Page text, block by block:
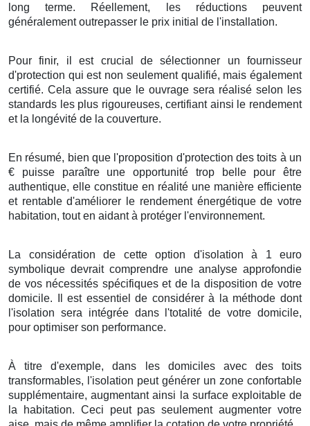
long terme. Réellement, les réductionspeuvent
généralement outrepasser le prix initial de l'installation.
Pour finir, il est crucial desélectionner un fournisseur
d'protection qui est non seulement qualifié, maiségalement
certifié. Cela assure que le ouvrage sera réalisé selon les
standards les plus rigoureuses,certifiantainsi le rendement
et la longévité de la couverture.
En résumé, bien que l'proposition d'protection destoits à un
€ puisse paraîtreune opportunité trop bellepour être
authentique, elle constitue en réalité une manière efficiente
et rentabled'améliorer le rendement énergétiquede votre
habitation, tout en aidantà protéger l'environnement.
La considération de cette option d'isolation à 1
euro
symbolique devraitcomprendre une analyseapprofondie
de vos nécessités spécifiques et de la disposition de votre
domicile. Il est essentiel de considérerà la méthode dont
l'isolation sera intégréedans l'totalité de votredomicile,
pour optimiser son performance.
À titre d'exemple, dans les domicilesavec des toits
transformables, l'isolation peut générer un zone confortable
supplémentaire,augmentantainsi la surface exploitablede
la
habitation. Ceci peut pas seulement augmenter votre